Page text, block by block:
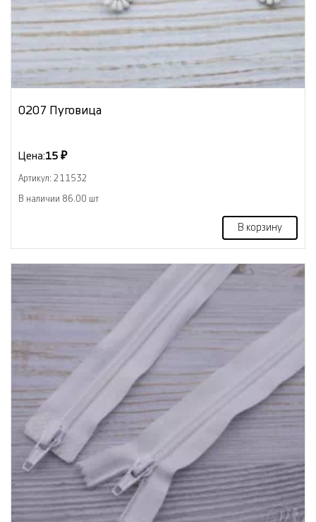
0207 Пуговица
Цена:15 ₽
Артикул: 211532
В наличии 86.00 шт
В корзину